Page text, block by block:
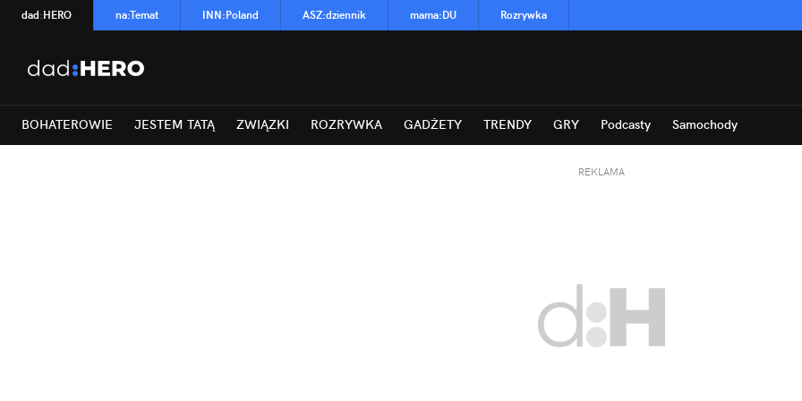
dad:HERO na:Temat INN:Poland ASZ:dziennik mama:DU Rozrywka
BOHATEROWIE JESTEM TATĄ ZWIĄZKI ROZRYWKA GADŻETY TRENDY GRY Podcasty Samochody
REKLAMA